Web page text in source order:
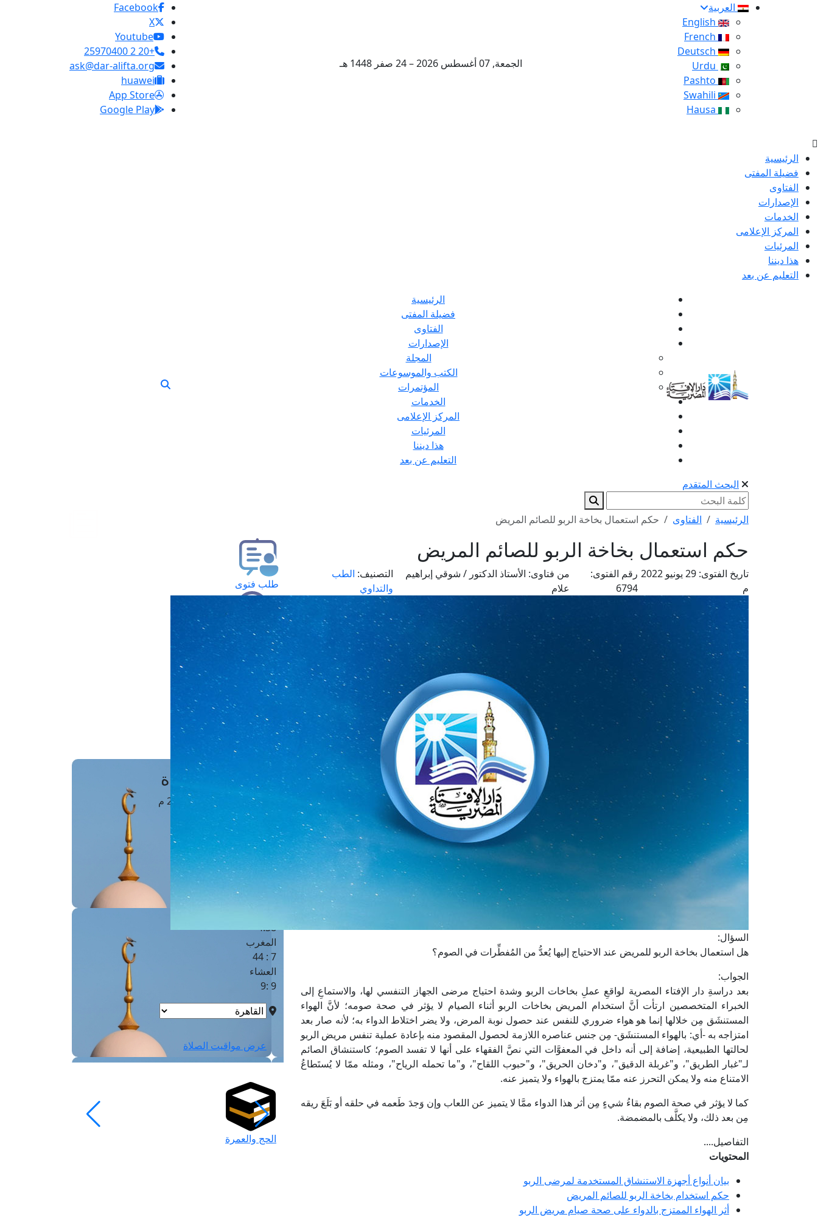
العربية
الجمعة, 07 أغسطس 2026 – 24 صفر 1448 هـ
Facebook
X
Youtube
+20 2 25970400
ask@dar-alifta.org
huawei
App Store
Google Play
الرئيسية
فضيلة المفتى
الفتاوى
الإصدارات
الخدمات
المركز الإعلامى
المرئيات
هذا ديننا
التعليم عن بعد
الرئيسية
فضيلة المفتى
الفتاوى
الإصدارات
المجلة
الكتب والموسوعات
المؤتمرات
الخدمات
المركز الإعلامى
المرئيات
هذا ديننا
التعليم عن بعد
البحث المتقدم
الرئيسية الفتاوى حكم استعمال بخاخة الربو للصائم المريض
حكم استعمال بخاخة الربو للصائم المريض
تاريخ الفتوى:
29 يونيو 2022
م
رقم الفتوى:
6794
من فتاوى: الأستاذ الدكتور / شوقي إبراهيم
علام
التصنيف: الطب
والتداوي
السؤال:
هل استعمال بخاخة الربو للمريض عند الاحتياج إليها يُعدُّ من المُفطِّرات في الصوم؟
الجواب:
بعد دراسةِ دار الإفتاء المصرية لواقعِ عملِ بخاخات الربو وشدة احتياج مرضى الجهاز التنفسي لها، والاستماعِ إلى
الخبراء المتخصصين ارتأت أنَّ استخدام المريض بخاخات الربو أثناء الصيام لا يؤثر في صحة صومه؛ لأنَّ الهواء
المستنشَق مِن خلالها إنما هو هواء ضروري للنفس عند حصول نوبة المرض، ولا يضر اختلاط الدواء به؛ لأنه صار بعد
امتزاجه به -أي: بالهواء المستنشَق- مِن جنس عناصره اللازمة لحصول المقصود منه بإعادة عملية تنفس مريض الربو
لحالتها الطبيعية، إضافة إلى أنه داخل في المعفوَّات التي نصَّ الفقهاء على أنها لا تفسد الصوم؛ كاستنشاق الصائم
لـ"غبار الطريق"، و"غربلة الدقيق"، و"دخان الحريق"، و"حبوب اللقاح"، و"ما تحمله الرياح"، ومثله ممّا لا يُستَطاعُ
الامتناع منه ولا يمكن التحرز عنه ممّا يمتزج بالهواء ولا يتميز عنه.
كما لا يؤثر في صحة الصوم بقاءُ شيءٍ مِن أثر هذا الدواء ممَّا لا يتميز عن اللعاب وإن وَجدَ طَعمه في حلقه أو بَلَعَ ريقه
مِن بعد ذلك، ولا يكلَّف بالمضمضة.
التفاصيل....
المحتويات
بيان أنواع أجهزة الاستنشاق المستخدمة لمرضى الربو
حكم استخدام بخاخة الربو للصائم المريض
أثر الهواء الممتزج بالدواء على صحة صيام مريض الربو
طلب فتوى
استعلام عن فتوى
حجز موعد
الفتوى الهاتفية
مَواقِيتُ الصَّـــلاة
القاهرة · 07 أغسطس 2026 م
4 :41
الشروق
6 :17
4:38
المغرب
7 : 44
العشاء
9 :9
عرض مواقيت الصلاة
الحج والعمرة